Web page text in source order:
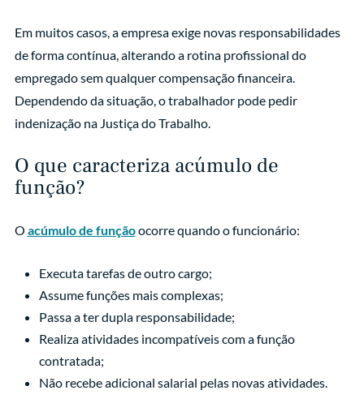
Em muitos casos, a empresa exige novas responsabilidades
de forma contínua, alterando a rotina profissional do
empregado sem qualquer compensação financeira.
Dependendo da situação, o trabalhador pode pedir
indenização na Justiça do Trabalho.
O que caracteriza acúmulo de
função?
O acúmulo de funçãoocorre quando o funcionário:
Executa tarefas de outro cargo;
Assume funções mais complexas;
Passa a ter dupla responsabilidade;
Realiza atividades incompatíveis com a função
contratada;
Não recebe adicional salarial pelas novas atividades.